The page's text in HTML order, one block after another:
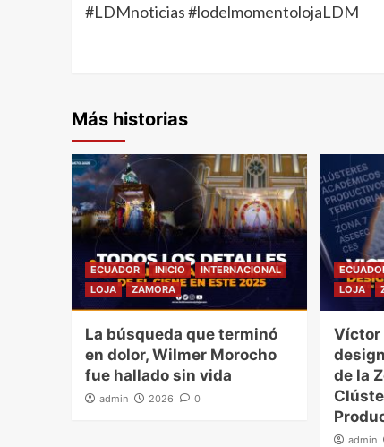
#LDMnoticias #lodelmomentolojaLDM
Más historias
ECUADOR INICIO
INTERNACIONAL
LOJA
ZAMORA
La búsqueda que terminó
en dolor, Wilmer Morocho
fue hallado sin vida
admin 2026 0
LOJA
Víctor
de la
admin